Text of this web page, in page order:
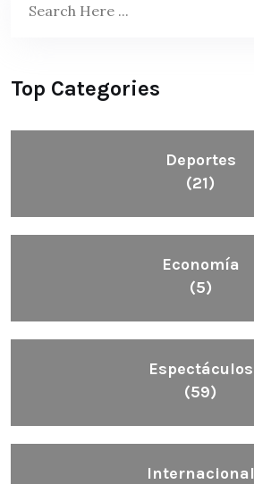
Top Categories
Deportes
(21)
Economía
(5)
Espectáculos
(59)
Internacional